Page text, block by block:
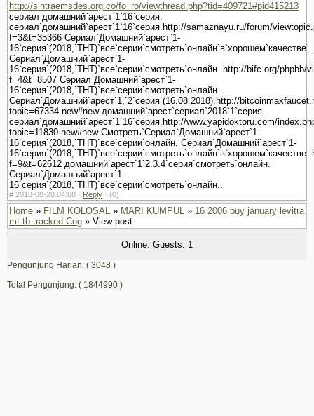
http://sintraemsdes.org.co/fo_ro/viewthread.php?tid=409721#pid415213
сериал`домашний`арест`1`16`серия.
сериал`домашний`арест`1`16`серия.http://samaznayu.ru/forum/
f=3&t=35366 Сериал`Домашний`арест`1-
16`серия`(2018,`ТНТ)`все`серии`смотреть`онлайн`в`хорошем`качестве..
Сериал`Домашний`арест`1-
16`серия`(2018,`ТНТ)`все`серии`смотреть`онлайн..http://bifc.org/phpbb/
f=4&t=8507 Сериал`Домашний`арест`1-
16`серия`(2018,`ТНТ)`все`серии`смотреть`онлайн..
Сериал`Домашний`арест`1,`2`серия`(16.08.2018).http://
topic=67334.new#new домашний`арест`сериал`2018`1`серия.
сериал`домашний`арест`1`16`серия.http://www.yapidoktoru.com/
topic=11830.new#new Смотреть`Сериал`Домашний`арест`1-
16`серия`(2018,`ТНТ)`все`серии`онлайн. Сериал`Домашний`арест`1-
f=9&t=62612 домашний`арест`1`2.3.4`серия`смотреть`онлайн.
Сериал`Домашний`арест`1-
16`серия`(2018,`ТНТ)`все`серии`смотреть`онлайн..
# 2018-08-20 04:08 · Reply · (0)
Home » FILM KOLOSAL » MARI KUMPUL » 16 2006 buy january levitra
mt tb tracked Cog » View post
Online: Guests: 1
Pengunjung Harian: ( 3048 )
Total Pengunjung: ( 1844990 )